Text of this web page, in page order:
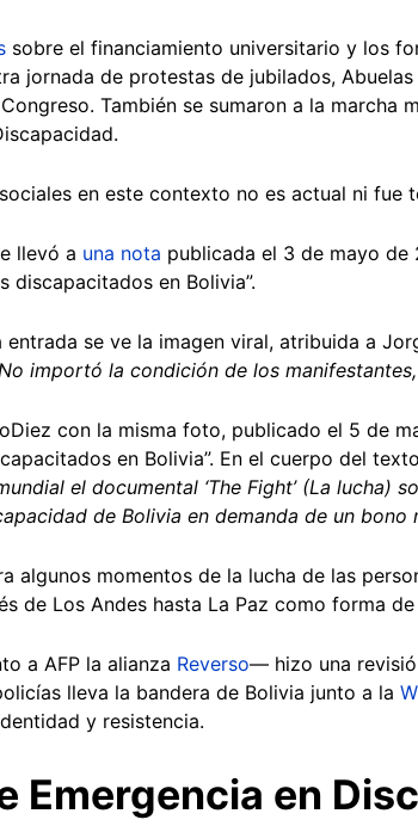
sobre el financiamiento universitario y los
jornada de protestas de jubilados,
También se sumaron a la marcha
en este contexto no es actual ni fue
llevó a una nota publicada el 3 de mayo
en Bolivia”.
se ve la imagen viral, atribuida a
importó la condición de los
con la misma foto, publicado el 5 de
en Bolivia”. En el cuerpo del
el documental ‘The Fight’ (La lucha)
de Bolivia en demanda de un bono
algunos momentos de la lucha de las
de Los Andes hasta La Paz como forma
a AFP la alianza Reverso— hizo una
lleva la bandera de Bolivia junto a la
y resistencia.
Emergencia en